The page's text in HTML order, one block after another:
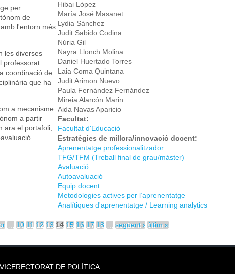
per
de
l'entorn més
les diverses
professorat
coordinació de
que ha
a mecanisme
a partir
ara el portafoli,
Hibai López
María José Masanet
Lydia Sánchez
Judit Sabido Codina
Núria Gil
Nayra Llonch Molina
Daniel Huertado Torres
Laia Coma Quintana
Judit Arimon Nuevo
Paula Fernández Fernández
Mireia Alarcón Marin
Aida Navas Aparicio
Facultat:
Facultat d'Educació
Estratègies de millora/innovació docent:
Aprenentatge professionalitzador
TFG/TFM (Treball final de grau/màster)
Avaluació
Autoavaluació
Equip docent
Metodologies actives per l’aprenentatge
Analítiques d'aprenentatge / Learning analytics
10 11 12 13 14 15 16 17 18 següent › últim »
VICERECTORAT DE POLÍTICA